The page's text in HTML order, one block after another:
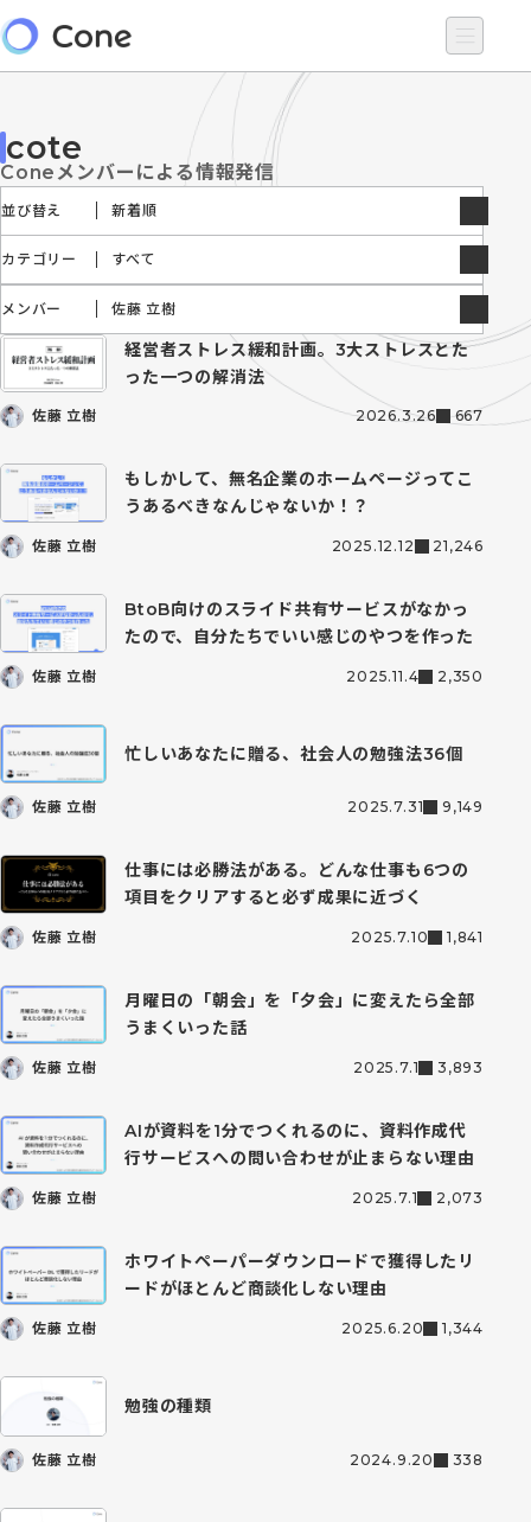
cote
Coneメンバーによる情報発信
経営者ストレス緩和計画。3大ストレスとた
った一つの解消法
佐藤 立樹 2026.3.26 667
もしかして、無名企業のホームページってこ
うあるべきなんじゃないか！？
佐藤 立樹 2025.12.12 21,246
BtoB向けのスライド共有サービスがなかっ
たので、自分たちでいい感じのやつを作った
佐藤 立樹 2025.11.4 2,350
忙しいあなたに贈る、社会人の勉強法36個
佐藤 立樹 2025.7.31 9,149
仕事には必勝法がある。どんな仕事も6つの
項目をクリアすると必ず成果に近づく
佐藤 立樹 2025.7.10 1,841
月曜日の「朝会」を「夕会」に変えたら全部
うまくいった話
佐藤 立樹 2025.7.1 3,893
AIが資料を1分でつくれるのに、資料作成代
行サービスへの問い合わせが止まらない理由
佐藤 立樹 2025.7.1 2,073
ホワイトペーパーダウンロードで獲得したリ
ードがほとんど商談化しない理由
佐藤 立樹 2025.6.20 1,344
勉強の種類
佐藤 立樹 2024.9.20 338
並び替え 新着順
カテゴリー すべて
メンバー 佐藤 立樹
佐藤 立樹
佐々野 力
湯浅 春樹
田中 晴
山口 友貴
上田透也